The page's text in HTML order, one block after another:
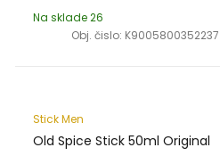
Na sklade 26
Obj. čislo: K9005800352237
Stick Men
Old Spice Stick 50ml Original